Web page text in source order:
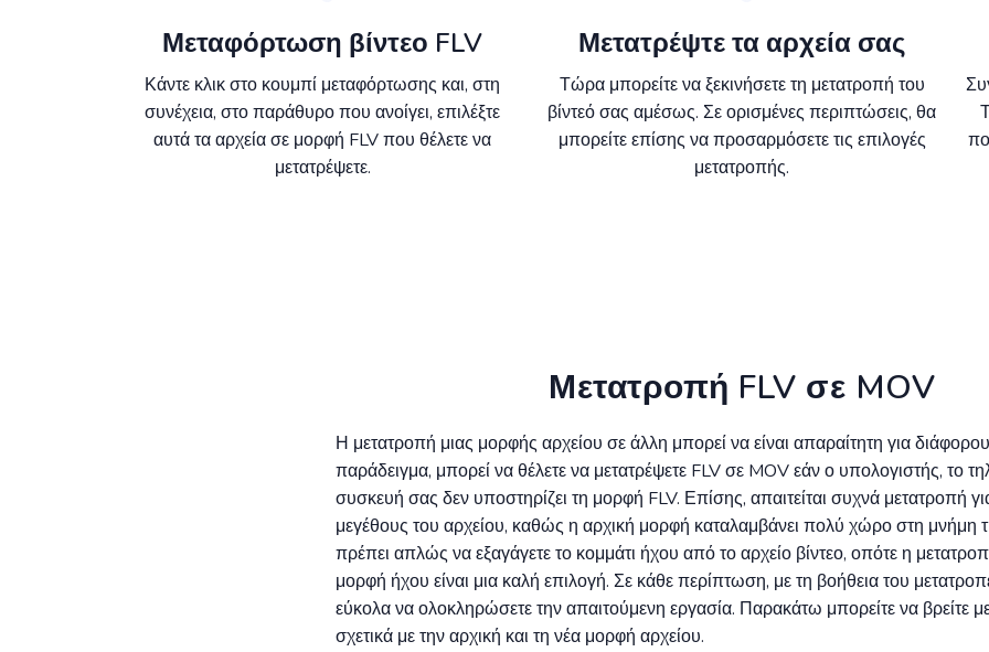
Μεταφόρτωση βίντεο FLV
Κάντε κλικ στο κουμπί μεταφόρτωσης και, στη
συνέχεια, στο παράθυρο που ανοίγει, επιλέξτε
αυτά τα αρχεία σε μορφή FLV που θέλετε να
μετατρέψετε.
Μετατρέψτε τα αρχεία σας
Τώρα μπορείτε να ξεκινήσετε τη μετατροπή του
βίντεό σας αμέσως. Σε ορισμένες περιπτώσεις, θα
μπορείτε επίσης να προσαρμόσετε τις επιλογές
μετατροπής.
Μετατροπή FLV σε MOV
Η μετατροπή μιας μορφής αρχείου σε άλλη μπορεί να είναι απαραίτητη για
παράδειγμα, μπορεί να θέλετε να μετατρέψετε FLV σε MOV εάν ο υπολογιστής, το
συσκευή σας δεν υποστηρίζει τη μορφή FLV. Επίσης, απαιτείται συχνά μετατροπή
μεγέθους του αρχείου, καθώς η αρχική μορφή καταλαμβάνει πολύ χώρο στη μνήμη
πρέπει απλώς να εξαγάγετε το κομμάτι ήχου από το αρχείο βίντεο, οπότε η
μορφή ήχου είναι μια καλή επιλογή. Σε κάθε περίπτωση, με τη βοήθεια του
εύκολα να ολοκληρώσετε την απαιτούμενη εργασία. Παρακάτω μπορείτε να βρείτε
σχετικά με την αρχική και τη νέα μορφή αρχείου.